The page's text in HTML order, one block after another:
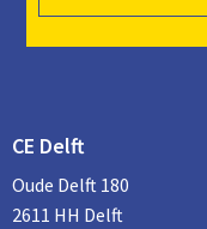
CE Delft
Oude Delft 180
2611 HH Delft